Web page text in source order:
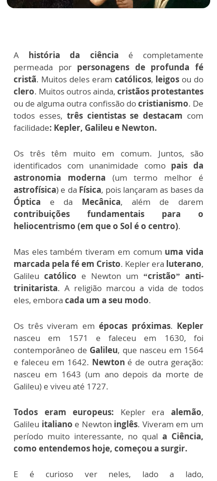
A história da ciência é completamente
permeada por personagens de profunda fé
cristã. Muitos deles eram católicos, leigos ou do
clero. Muitos outros ainda, cristãos protestantes
ou de alguma outra confissão docristianismo. De
todos esses, três cientistas se destacam com
facilidade: Kepler, Galileu e Newton.
Os três têm muito em comum. Juntos, são
identificados com unanimidade como pais da
astronomia moderna (um termo melhor é
astrofísica) e da Física, pois lançaram as bases da
Óptica e da Mecânica, além de darem
contribuições fundamentais para o
heliocentrismo (em que o Sol é o centro).
Mas eles também tiveram em comum uma vida
marcada pela fé em Cristo. Kepler era luterano,
Galileu católico e Newton um “cristão” anti-
trinitarista. A religião marcou a vida de todos
eles, embora cada um a seu modo.
Os três viveram em épocas próximas. Kepler
nasceu em 1571 e faleceu em 1630, foi
contemporâneo de Galileu, que nasceu em 1564
e faleceu em 1642. Newton é de outra geração:
nasceu em 1643 (um ano depois da morte de
Galileu) e viveu até 1727.
Todos eram europeus: Kepler eraalemão,
Galileu italiano e Newton inglês. Viveram em um
período muito interessante, no qual a Ciência,
como entendemos hoje, começou a surgir.
E é curioso ver neles, lado a lado,